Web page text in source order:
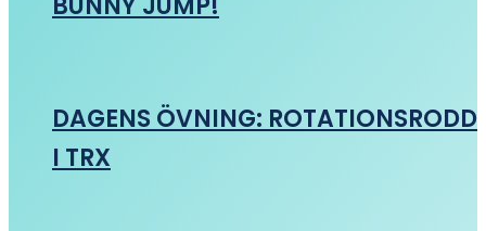
DAGENS ÖVNING: ROTATIONSRODD
I TRX